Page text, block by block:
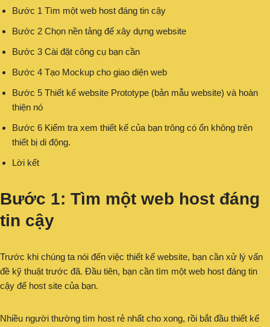
Bước 1 Tìm một web host đáng tin cậy
Bước 2 Chọn nền tảng để xây dựng website
Bước 3 Cài đặt công cụ bạn cần
Bước 4 Tạo Mockup cho giao diện web
Bước 5 Thiết kế website Prototype (bản mẫu website) và hoàn
thiện nó
Bước 6 Kiểm tra xem thiết kế của bạn trông có ổn không trên
thiết bị di động.
Lời kết
Bước 1: Tìm một web host đáng
tin cậy
Trước khi chúng ta nói đến việc thiết kế website, bạn cần xử lý vấn
đề kỹ thuật trước đã. Đầu tiên, bạn cần tìm một web host đáng tin
cậy để host site của bạn.
Nhiều người thường tìm host rẻ nhất cho xong, rồi bắt đầu thiết kế